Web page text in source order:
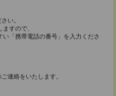
い。
すので、
「携帯電話の番号」を入力くださ
連絡をいたします。